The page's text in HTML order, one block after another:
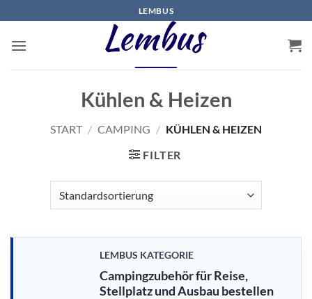
Inhalt
springen
LEMBUS
Kühlen & Heizen
START / CAMPING / KÜHLEN & HEIZEN
FILTER
LEMBUS KATEGORIE
Campingzubehör für Reise,
Stellplatz und Ausbau bestellen